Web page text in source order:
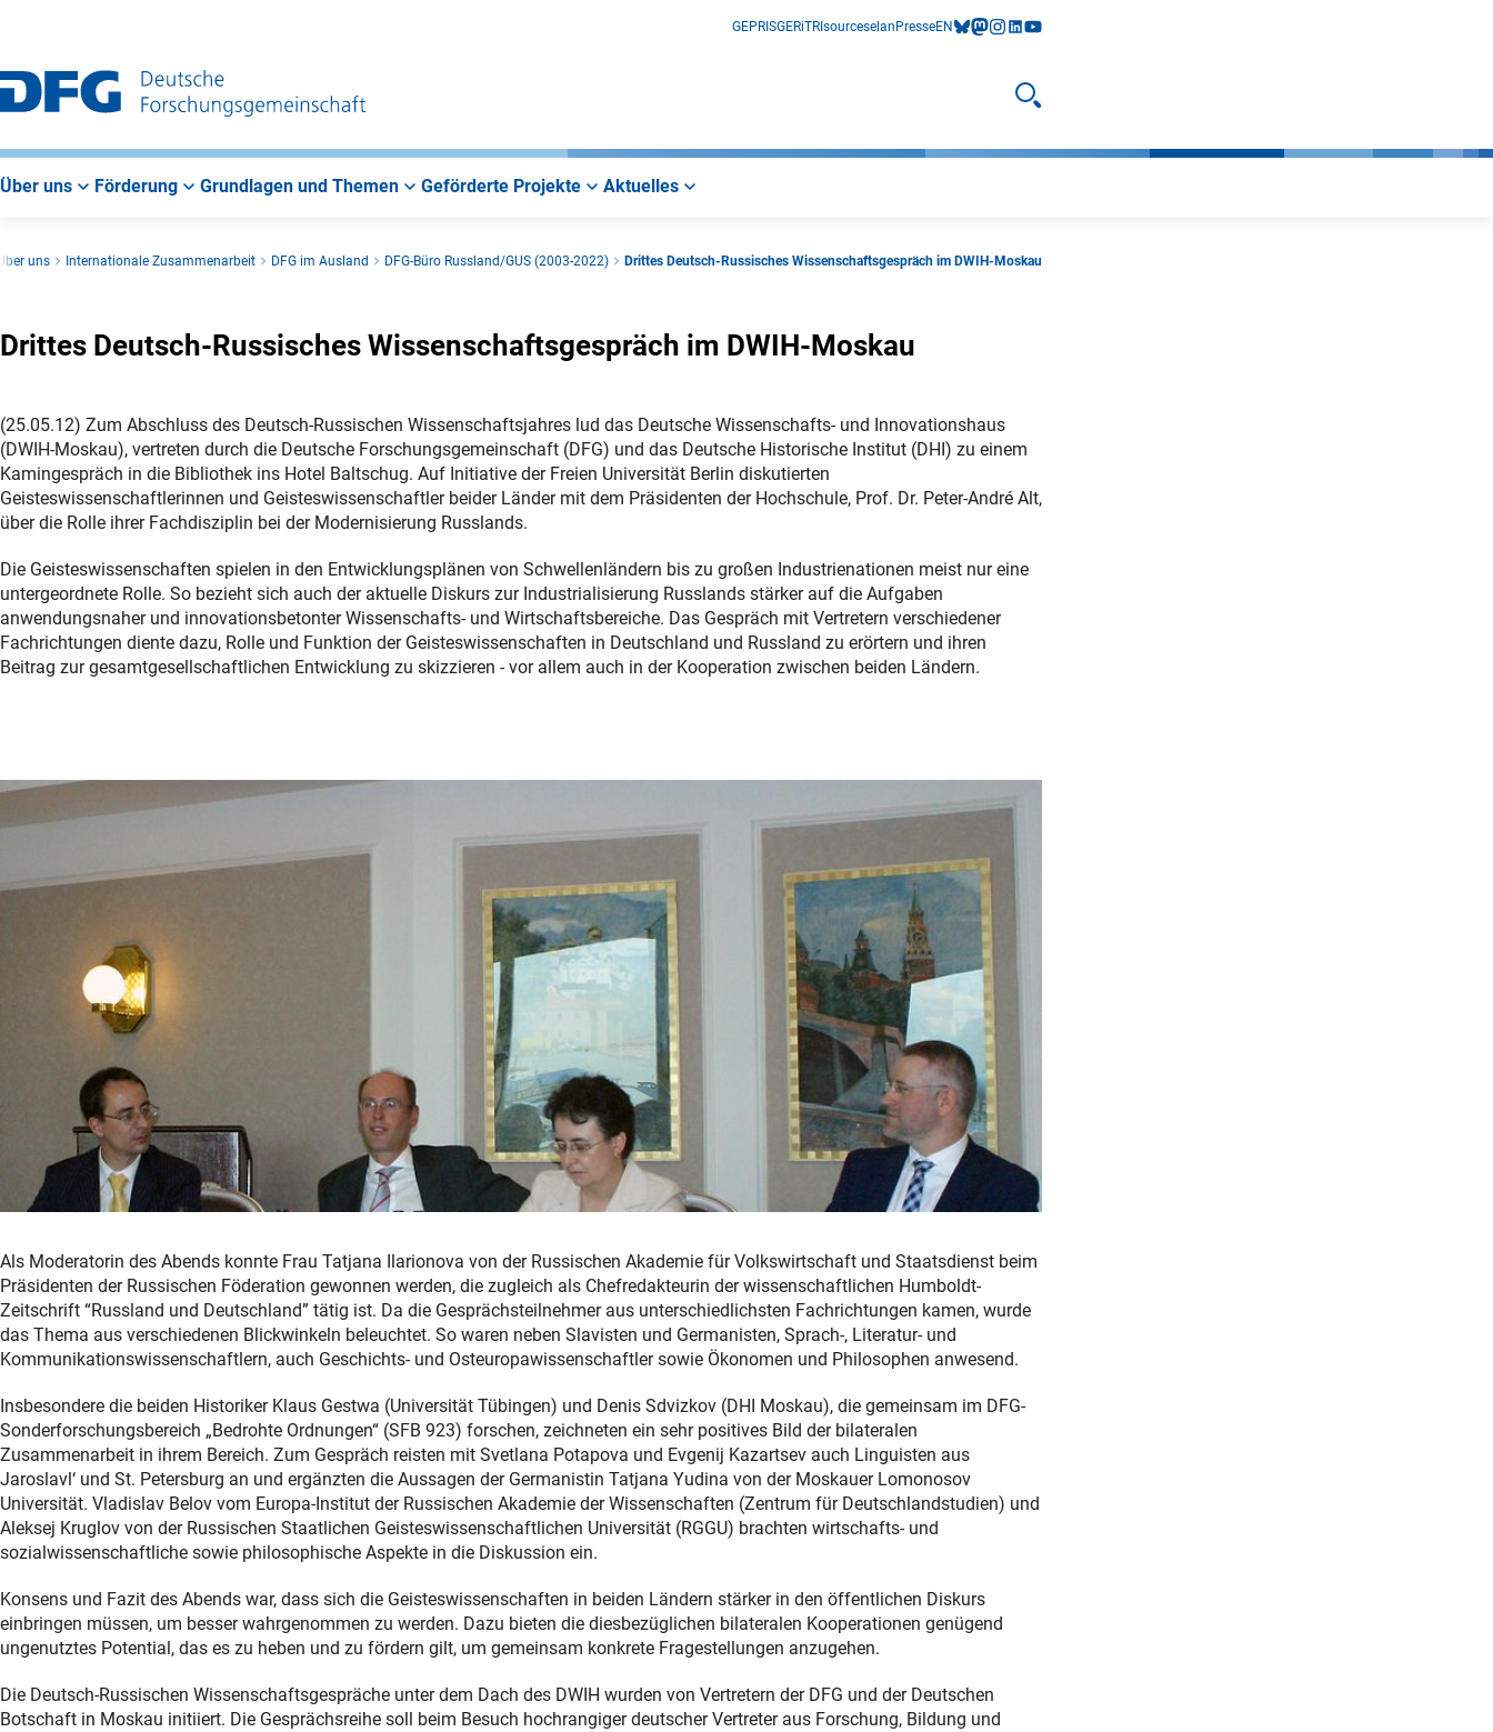
GEPRISGERiTRIsourceselan PresseEN bluesky
mastodon
instagram
linkedIn
youtube
Suche öffnen
Über uns Förderung Grundlagen und Themen Geförderte Projekte Aktuelles
uns Internationale Zusammenarbeit DFG im Ausland DFG-Büro Russland/GUS (2003-2022) Drittes Deutsch-Russisches Wissenschaftsgespräch im DWIH-Moskau
Drittes Deutsch-Russisches Wissenschaftsgespräch im DWIH-Moskau
(25.05.12) Zum Abschluss des Deutsch-Russischen Wissenschaftsjahres lud das Deutsche Wissenschafts- und Innovationshaus
(DWIH-Moskau), vertreten durch die Deutsche Forschungsgemeinschaft (DFG) und das Deutsche Historische Institut (DHI) zu einem
Kamingespräch in die Bibliothek ins Hotel Baltschug. Auf Initiative der Freien Universität Berlin diskutierten
Geisteswissenschaftlerinnen und Geisteswissenschaftler beider Länder mit dem Präsidenten der Hochschule, Prof. Dr. Peter-André Alt,
über die Rolle ihrer Fachdisziplin bei der Modernisierung Russlands.
Die Geisteswissenschaften spielen in den Entwicklungsplänen von Schwellenländern bis zu großen Industrienationen meist nur eine
untergeordnete Rolle. So bezieht sich auch der aktuelle Diskurs zur Industrialisierung Russlands stärker auf die Aufgaben
anwendungsnaher und innovationsbetonter Wissenschafts- und Wirtschaftsbereiche. Das Gespräch mit Vertretern verschiedener
Fachrichtungen diente dazu, Rolle und Funktion der Geisteswissenschaften in Deutschland und Russland zu erörtern und ihren
Beitrag zur gesamtgesellschaftlichen Entwicklung zu skizzieren - vor allem auch in der Kooperation zwischen beiden Ländern.
Als Moderatorin des Abends konnte Frau Tatjana Ilarionova von der Russischen Akademie für Volkswirtschaft und Staatsdienst beim
Präsidenten der Russischen Föderation gewonnen werden, die zugleich als Chefredakteurin der wissenschaftlichen Humboldt-
Zeitschrift “Russland und Deutschland” tätig ist. Da die Gesprächsteilnehmer aus unterschiedlichsten Fachrichtungen kamen, wurde
das Thema aus verschiedenen Blickwinkeln beleuchtet. So waren neben Slavisten und Germanisten, Sprach-, Literatur- und
Kommunikationswissenschaftlern, auch Geschichts- und Osteuropawissenschaftler sowie Ökonomen und Philosophen anwesend.
Insbesondere die beiden Historiker Klaus Gestwa (Universität Tübingen) und Denis Sdvizkov (DHI Moskau), die gemeinsam im DFG-
Sonderforschungsbereich „Bedrohte Ordnungen“ (SFB 923) forschen, zeichneten ein sehr positives Bild der bilateralen
Zusammenarbeit in ihrem Bereich. Zum Gespräch reisten mit Svetlana Potapova und Evgenij Kazartsev auch Linguisten aus
Jaroslavl‘ und St. Petersburg an und ergänzten die Aussagen der Germanistin Tatjana Yudina von der Moskauer Lomonosov
Universität. Vladislav Belov vom Europa-Institut der Russischen Akademie der Wissenschaften (Zentrum für Deutschlandstudien) und
Aleksej Kruglov von der Russischen Staatlichen Geisteswissenschaftlichen Universität (RGGU) brachten wirtschafts- und
sozialwissenschaftliche sowie philosophische Aspekte in die Diskussion ein.
Konsens und Fazit des Abends war, dass sich die Geisteswissenschaften in beiden Ländern stärker in den öffentlichen Diskurs
einbringen müssen, um besser wahrgenommen zu werden. Dazu bieten die diesbezüglichen bilateralen Kooperationen genügend
ungenutztes Potential, das es zu heben und zu fördern gilt, um gemeinsam konkrete Fragestellungen anzugehen.
Die Deutsch-Russischen Wissenschaftsgespräche unter dem Dach des DWIH wurden von Vertretern der DFG und der Deutschen
Botschaft in Moskau initiiert. Die Gesprächsreihe soll beim Besuch hochrangiger deutscher Vertreter aus Forschung, Bildung und